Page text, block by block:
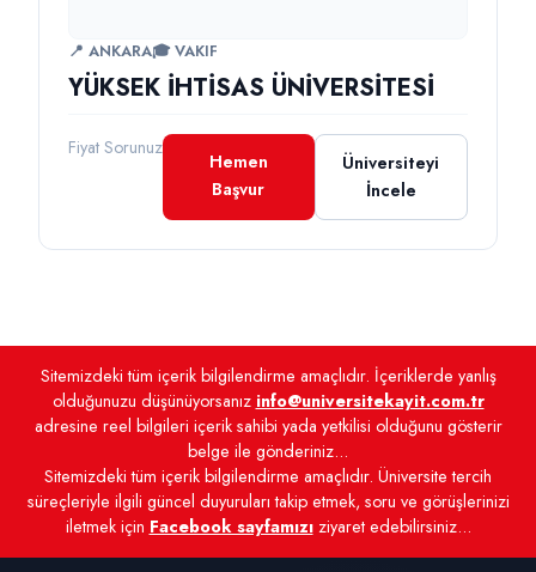
📍 ANKARA🎓 VAKIF
YÜKSEK İHTİSAS ÜNİVERSİTESİ
Fiyat Sorunuz
Hemen
Başvur
Üniversiteyi
İncele
Sitemizdeki tüm içerik bilgilendirme amaçlıdır. İçeriklerde yanlış
olduğunuzu düşünüyorsanız info@universitekayit.com.tr
adresine reel bilgileri içerik sahibi yada yetkilisi olduğunu gösterir
belge ile gönderiniz...
Sitemizdeki tüm içerik bilgilendirme amaçlıdır. Üniversite tercih
süreçleriyle ilgili güncel duyuruları takip etmek, soru ve görüşlerinizi
iletmek için Facebook sayfamızıziyaret edebilirsiniz...